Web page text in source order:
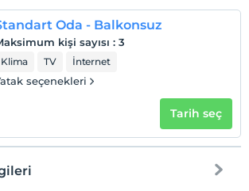
bebekler ücretsizdir.
politkası yoktur
Oda - Balkonsuz
kişi sayısı : 3
Klima TV İnternet
seçenekleri
Tarih seç